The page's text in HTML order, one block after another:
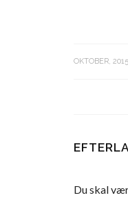
OKTOBER, 2015
Du skal